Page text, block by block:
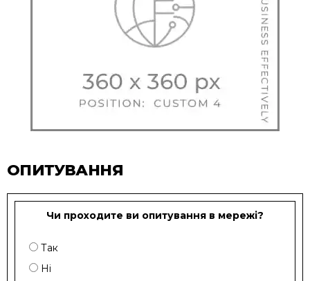
ОПИТУВАННЯ
Чи проходите ви опитування в мережі?
Так
Ні